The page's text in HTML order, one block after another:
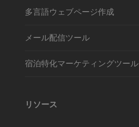
多言語ウェブページ作成
メール配信ツール
宿泊特化マーケティングツール
リソース